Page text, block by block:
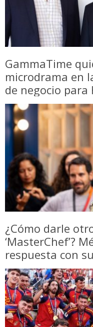
GammaTime
microdrama en
de negocio para
¿Cómo darle
‘MasterChef’?
respuesta con